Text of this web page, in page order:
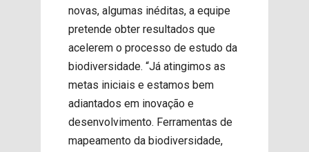
novas, algumas inéditas, a equipe
pretende obter resultados que
acelerem o processo de estudo da
biodiversidade. “Já atingimos as
metas iniciais e estamos bem
adiantados em inovação e
desenvolvimento. Ferramentas de
mapeamento da biodiversidade,